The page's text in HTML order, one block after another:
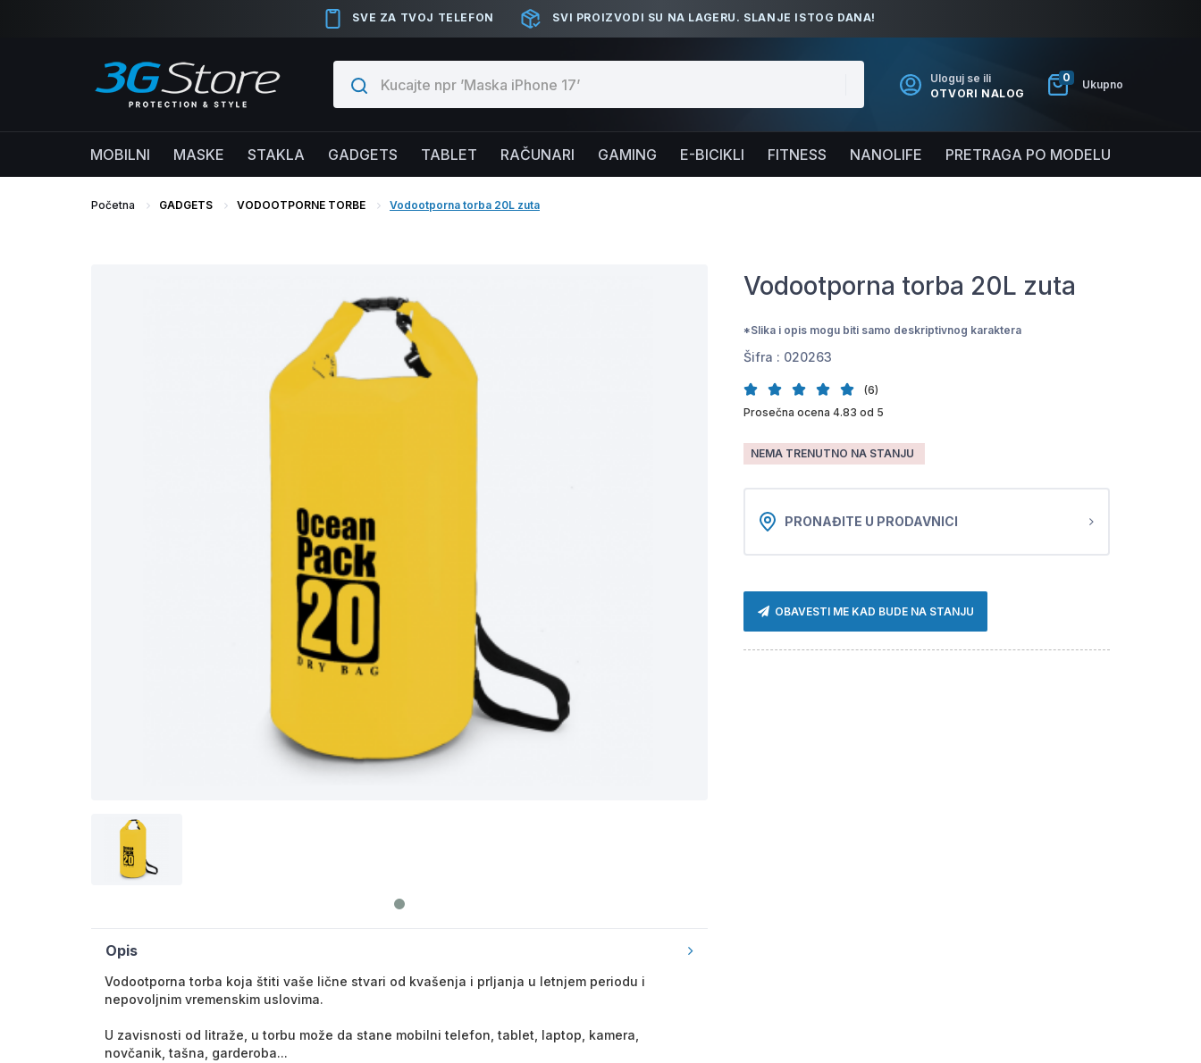
SVE ZA TVOJ TELEFON SVI PROIZVODI SU NA LAGERU. SLANJE ISTOG DANA!
Uloguj se ili
OTVORI NALOG
0
Ukupno
MOBILNI MASKE STAKLA GADGETS TABLET RAČUNARI GAMING E-BICIKLI FITNESS NANOLIFE PRETRAGA PO MODELU
Početna GADGETS VODOOTPORNE TORBE Vodootporna torba 20L zuta
Opis
Vodootporna torba koja štiti vaše lične stvari od kvašenja i prljanja u letnjem periodu i
nepovoljnim vremenskim uslovima.
U zavisnosti od litraže, u torbu može da stane mobilni telefon, tablet, laptop, kamera,
novčanik, tašna, garderoba...
Vodootporna torba 20L zuta
*Slika i opis mogu biti samo deskriptivnog karaktera
Šifra : 020263
(6)
Prosečna ocena 4.83 od 5
NEMA TRENUTNO NA STANJU
PRONAĐITE U PRODAVNICI
OBAVESTI ME KAD BUDE NA STANJU